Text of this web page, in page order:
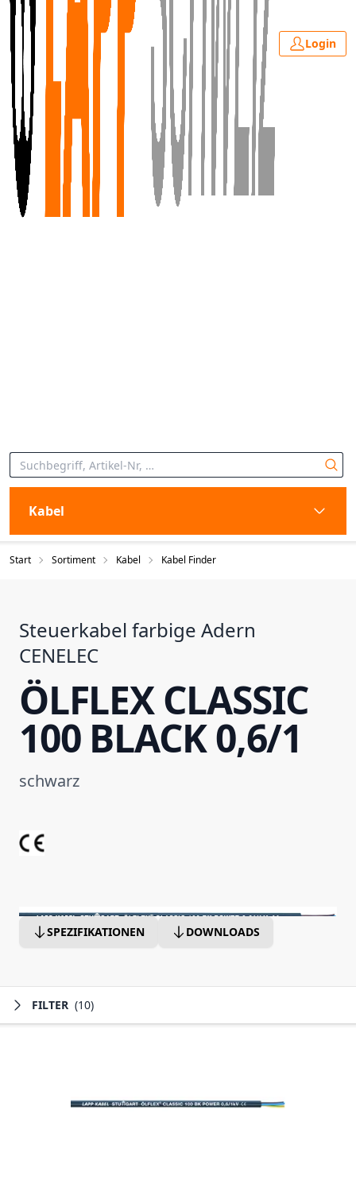
Login
Kabel
Start Sortiment Kabel Kabel Finder
Steuerkabel farbige Adern
CENELEC
ÖLFLEX CLASSIC
100 BLACK 0,6/1
schwarz
SPEZIFIKATIONEN DOWNLOADS
FILTER (10)